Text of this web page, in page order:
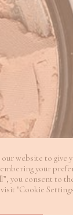
website to give
your
you consent to
"Cookie